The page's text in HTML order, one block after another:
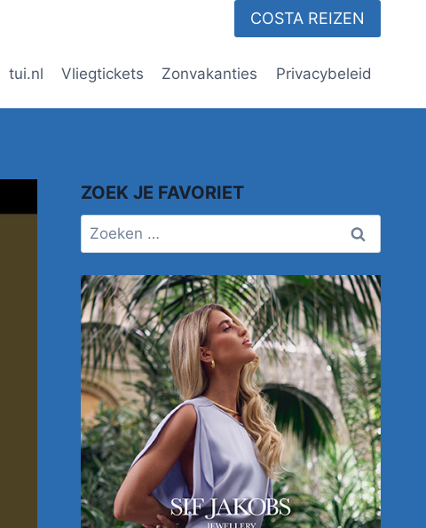
COSTA REIZEN
tui.nl Vliegtickets Zonvakanties Privacybeleid
ZOEK JE FAVORIET
Zoeken
naar: